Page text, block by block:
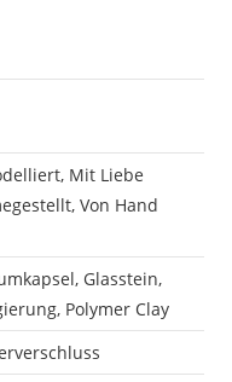
Mit Liebe
Von Hand
Glasstein,
Polymer Clay